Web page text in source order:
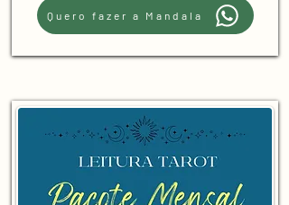
Quero fazer a Mandala